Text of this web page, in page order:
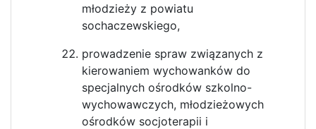
młodzieży z powiatu
sochaczewskiego,
prowadzenie spraw związanych z
kierowaniem wychowanków do
specjalnych ośrodków szkolno-
wychowawczych, młodzieżowych
ośrodków socjoterapii i